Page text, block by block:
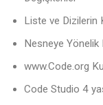
Liste ve Dizilerin
Nesneye Yönelik
www.Code.org
Code Studio 4